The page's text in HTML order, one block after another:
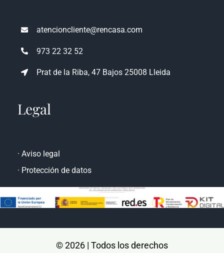
atencioncliente@rencasa.com
973 22 32 52
· Aviso legal
·Protección de datos